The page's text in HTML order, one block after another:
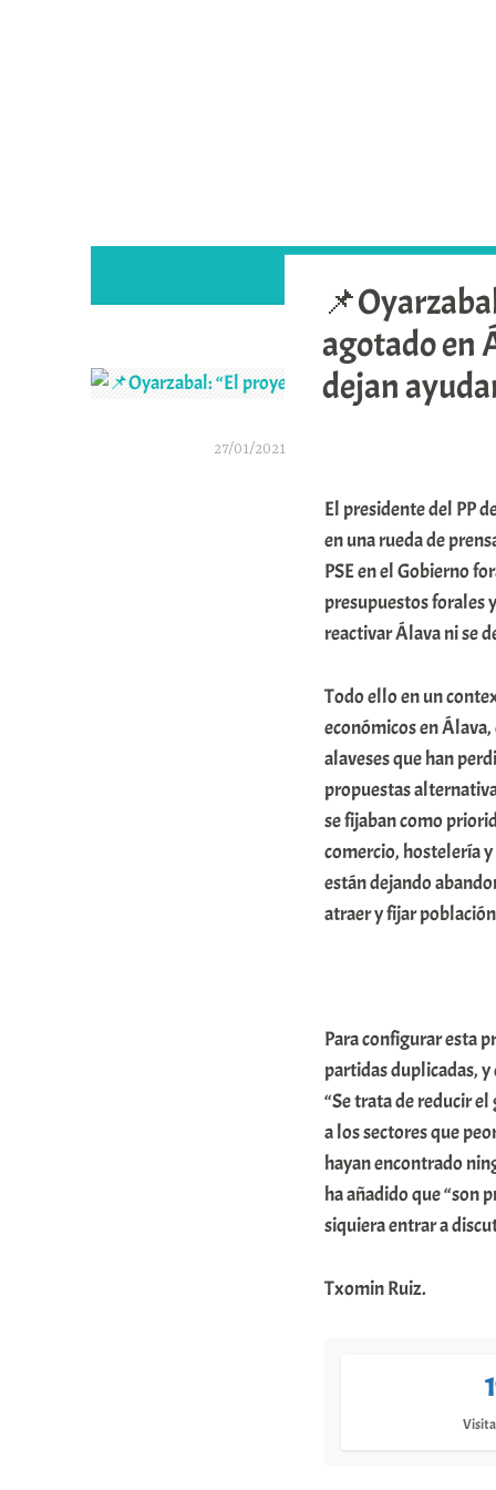
agotado en
dejan
27/01/2021
El presidente del PP
en una rueda de
PSE en el Gobierno
presupuestos forales
reactivar Álava ni se
Todo ello en un
económicos en
alaveses que han
propuestas
se fijaban como
comercio, hostelería
están dejando
atraer y fijar
Para configurar esta
partidas duplicadas,
“Se trata de reducir
a los sectores que
hayan encontrado
ha añadido que “son
siquiera entrar a
Txomin Ruiz.